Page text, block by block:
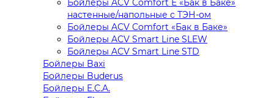
Бойлеры ACV Comfort E «Бак в Баке»
настенные/напольные c ТЭН-ом
Бойлеры ACV Comfort «Бак в Баке»
Бойлеры ACV Smart Line SLEW
Бойлеры ACV Smart Line STD
Бойлеры Baxi
Бойлеры Buderus
Бойлеры E.C.A.